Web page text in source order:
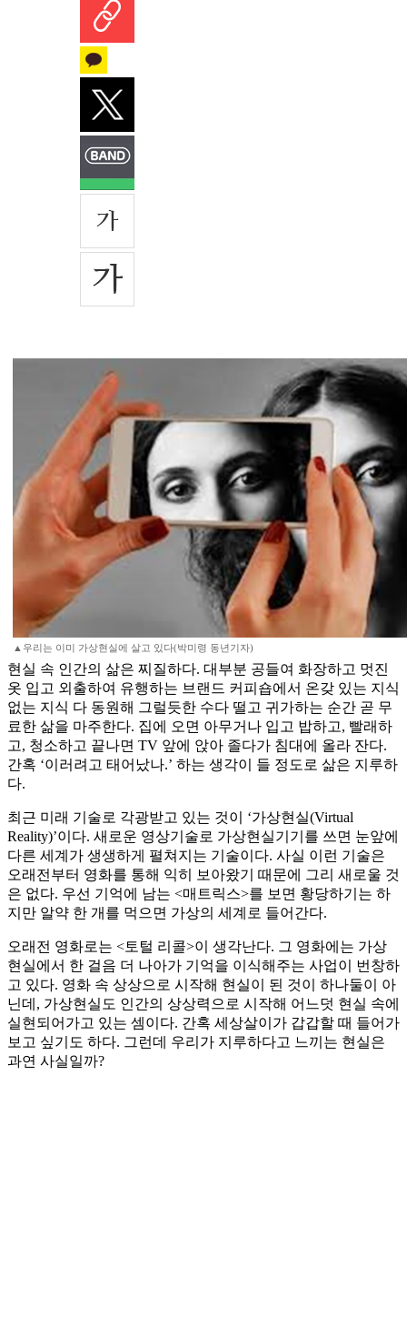
▲우리는 이미 가상현실에 살고 있다(박미령 동년기자)
현실 속 인간의 삶은 찌질하다. 대부분 공들여 화장하고 멋진
옷 입고 외출하여 유행하는 브랜드 커피숍에서 온갖 있는 지식
없는 지식 다 동원해 그럴듯한 수다 떨고 귀가하는 순간 곧 무
료한 삶을 마주한다. 집에 오면 아무거나 입고 밥하고, 빨래하
고, 청소하고 끝나면 TV 앞에 앉아 졸다가 침대에 올라 잔다.
간혹 ‘이러려고 태어났나.’ 하는 생각이 들 정도로 삶은 지루하
다.
최근 미래 기술로 각광받고 있는 것이 ‘가상현실(Virtual
Reality)’이다. 새로운 영상기술로 가상현실기기를 쓰면 눈앞에
다른 세계가 생생하게 펼쳐지는 기술이다. 사실 이런 기술은
오래전부터 영화를 통해 익히 보아왔기 때문에 그리 새로울 것
은 없다. 우선 기억에 남는 <매트릭스>를 보면 황당하기는 하
지만 알약 한 개를 먹으면 가상의 세계로 들어간다.
오래전 영화로는 <토털 리콜>이 생각난다. 그 영화에는 가상
현실에서 한 걸음 더 나아가 기억을 이식해주는 사업이 번창하
고 있다. 영화 속 상상으로 시작해 현실이 된 것이 하나둘이 아
닌데, 가상현실도 인간의 상상력으로 시작해 어느덧 현실 속에
실현되어가고 있는 셈이다. 간혹 세상살이가 갑갑할 때 들어가
보고 싶기도 하다. 그런데 우리가 지루하다고 느끼는 현실은
과연 사실일까?